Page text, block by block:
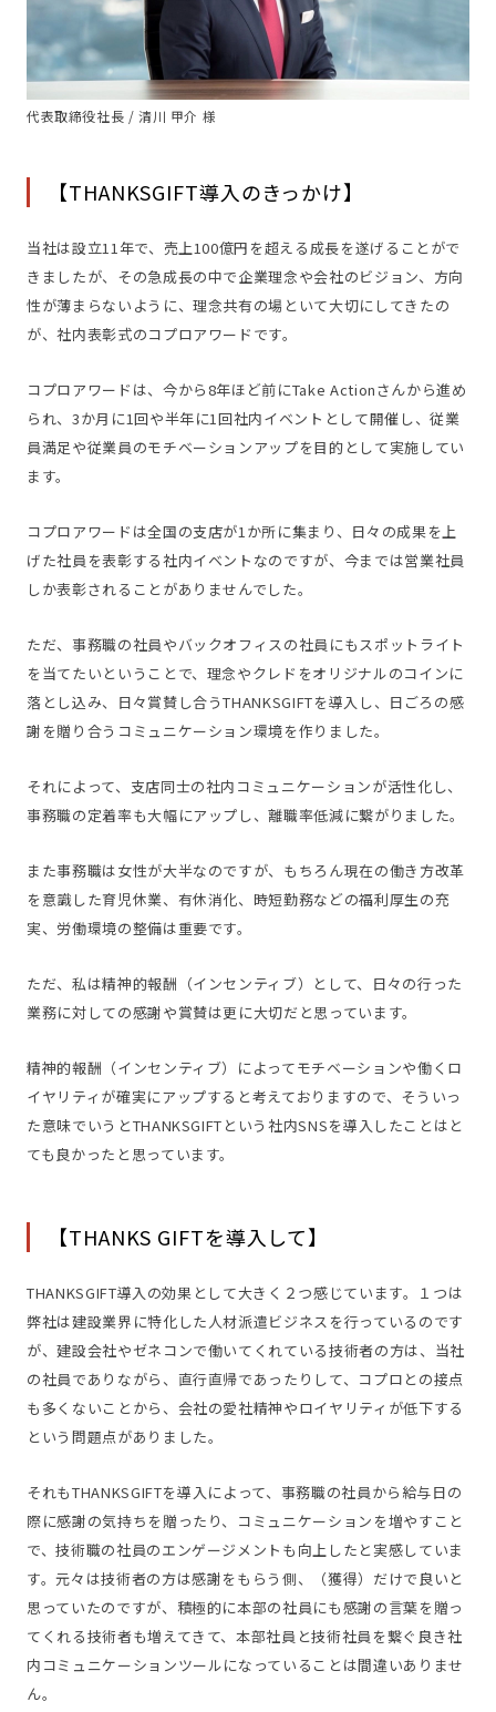
代表取締役社長 / 清川 甲介 様
【THANKSGIFT導入のきっかけ】
当社は設立11年で、売上100億円を超える成長を遂げることがで
きましたが、その急成長の中で企業理念や会社のビジョン、方向
性が薄まらないように、理念共有の場といて大切にしてきたの
が、社内表彰式のコプロアワードです。
コプロアワードは、今から8年ほど前にTake Actionさんから進め
られ、3か月に1回や半年に1回社内イベントとして開催し、従業
員満足や従業員のモチベーションアップを目的として実施してい
ます。
コプロアワードは全国の支店が1か所に集まり、日々の成果を上
げた社員を表彰する社内イベントなのですが、今までは営業社員
しか表彰されることがありませんでした。
ただ、事務職の社員やバックオフィスの社員にもスポットライト
を当てたいということで、理念やクレドをオリジナルのコインに
落とし込み、日々賞賛し合うTHANKSGIFTを導入し、日ごろの感
謝を贈り合うコミュニケーション環境を作りました。
それによって、支店同士の社内コミュニケーションが活性化し、
事務職の定着率も大幅にアップし、離職率低減に繋がりました。
また事務職は女性が大半なのですが、もちろん現在の働き方改革
を意識した育児休業、有休消化、時短勤務などの福利厚生の充
実、労働環境の整備は重要です。
ただ、私は精神的報酬（インセンティブ）として、日々の行った
業務に対しての感謝や賞賛は更に大切だと思っています。
精神的報酬（インセンティブ）によってモチベーションや働くロ
イヤリティが確実にアップすると考えておりますので、そういっ
た意味でいうとTHANKSGIFTという社内SNSを導入したことはと
ても良かったと思っています。
【THANKS GIFTを導入して】
THANKSGIFT導入の効果として大きく２つ感じています。１つは
弊社は建設業界に特化した人材派遣ビジネスを行っているのです
が、建設会社やゼネコンで働いてくれている技術者の方は、当社
の社員でありながら、直行直帰であったりして、コプロとの接点
も多くないことから、会社の愛社精神やロイヤリティが低下する
という問題点がありました。
それもTHANKSGIFTを導入によって、事務職の社員から給与日の
際に感謝の気持ちを贈ったり、コミュニケーションを増やすこと
で、技術職の社員のエンゲージメントも向上したと実感していま
す。元々は技術者の方は感謝をもらう側、（獲得）だけで良いと
思っていたのですが、積極的に本部の社員にも感謝の言葉を贈っ
てくれる技術者も増えてきて、本部社員と技術社員を繋ぐ良き社
内コミュニケーションツールになっていることは間違いありませ
ん。